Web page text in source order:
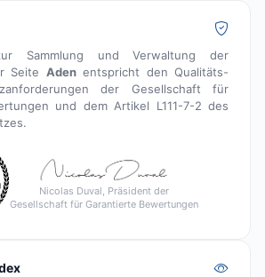
Sammlung und Verwaltung der
Seite Adenentspricht den Qualitäts-
der Gesellschaft für
und dem Artikel L111-7-2 des
Nicolas Duval, Präsident der
Gesellschaft für Garantierte Bewertungen